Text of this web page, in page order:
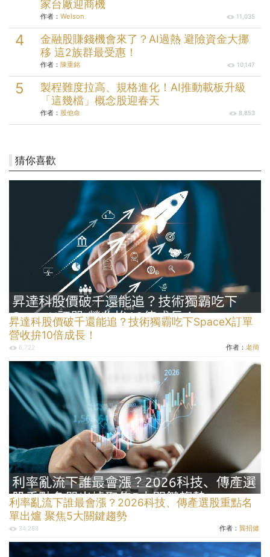
家台廠迎商機
作者： Welson 11,035
金融股賺錢機會來了？AI過熱 避險資金大挪
移 這2族群最受惠！
作者： 陳重銘 10,147
製程難度拉高、規格進化！AI推動載板升級
「這幾檔」概念股迎春天
作者： 股他命 8,853
猜你喜歡
昇達科股價破千還能追？技術獨霸吃下SpaceX訂單
營收拚10倍成長！
6,722 作者： 老簡
利率亂流下誰最會漲？2026科技、傳產選股重點名
單出爐 聚焦5大關鍵趨勢
34,288 作者： 龔招健